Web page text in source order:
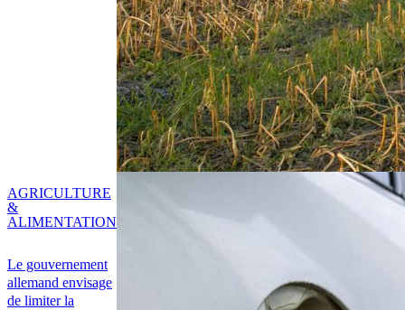
Le gouvernement
allemand envisage
de limiter la
AGRICULTURE
&
ALIMENTATION